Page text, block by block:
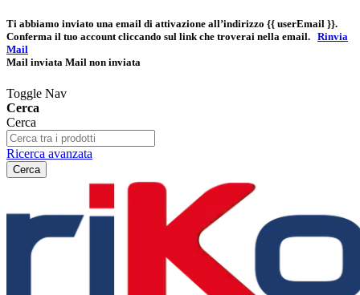
Ti abbiamo inviato una email di attivazione all’indirizzo {{ userEmail }}.
Conferma il tuo account cliccando sul link che troverai nella email. Rinvia
Mail
Mail inviata Mail non inviata
Toggle Nav
Cerca
Cerca
Ricerca avanzata
Cerca